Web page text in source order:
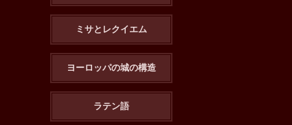
ミサとレクイエム
ヨーロッパの城の構造
ラテン語